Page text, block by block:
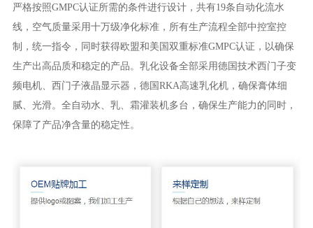
严格按照GMPC认证所需的条件进行设计，共有19条自动化流水
线，空气质量采用十万级净化标准，所有生产流程全部中控室控
制，统一指令，同时获得欧盟和美国双重标准GMPC认证，以确保
生产出高品质和稳定的产品。乳化设备全部采用德国技术西门子变
频电机、西门子液晶显示器，德国RKA高速乳化机，确保膏体细
腻、光滑。全自动水、乳、霜灌装机多台，确保生产能力的同时，
保障了产品净含量的稳定性。